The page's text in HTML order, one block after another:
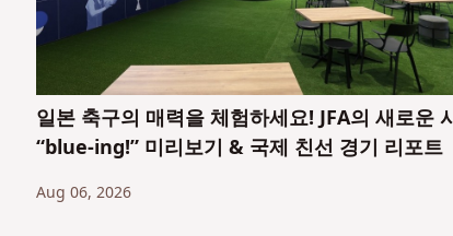
일본 축구의 매력을 체험하세요! JFA의 새로운
“blue-ing!” 미리보기 & 국제 친선 경기 리포트
Aug 06, 2026